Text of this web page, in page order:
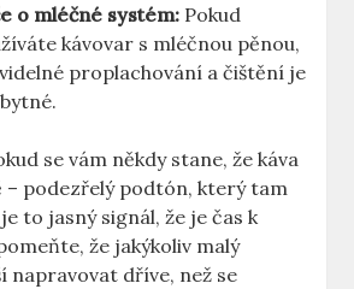
o‍ mléčné systém: Pokud
​kávovar s mléčnou pěnou,
proplachování a ⁤čištění ⁤je
se vám někdy stane, že káva
– podezřelý podtón, který‍ tam
to jasný signál, že ‍je čas ⁣k
že jakýkoliv malý
napravovat⁣ dříve, než⁢ se‌